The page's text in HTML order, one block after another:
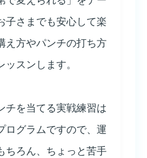
子さまでも安心して楽
え方やパンチの打ち方
ッスンします。
チを当てる実戦練習は
ログラムですので、運
ちろん、ちょっと苦手